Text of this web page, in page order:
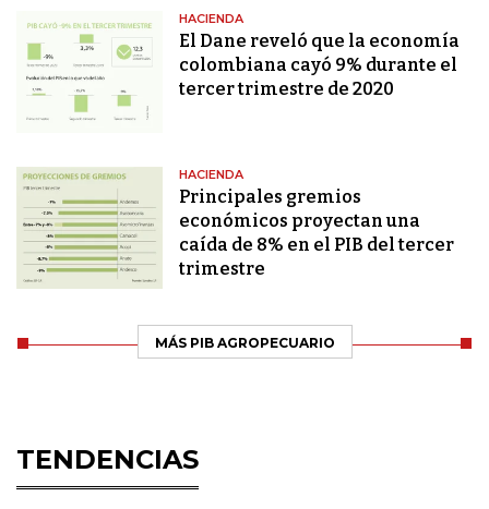
HACIENDA
El Dane reveló que la economía
colombiana cayó 9% durante el
tercer trimestre de 2020
HACIENDA
Principales gremios
económicos proyectan una
caída de 8% en el PIB del tercer
trimestre
MÁS PIB AGROPECUARIO
TENDENCIAS